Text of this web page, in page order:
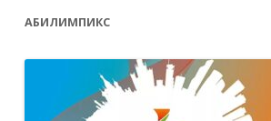
АБИЛИМПИКС